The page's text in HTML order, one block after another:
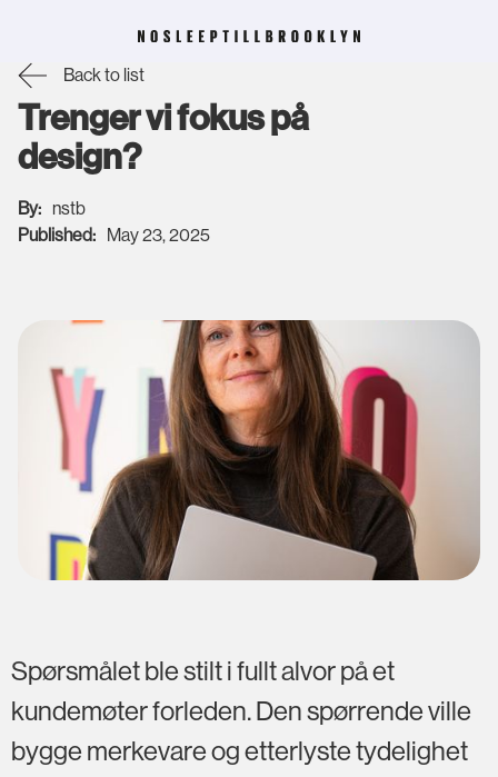
Back to list
Trenger vi fokus på
design?
By:
nstb
Published:
May 23, 2025
Spørsmålet ble stilt i fullt alvor på et
kundemøter forleden. Den spørrende ville
bygge merkevare og etterlyste tydelighet